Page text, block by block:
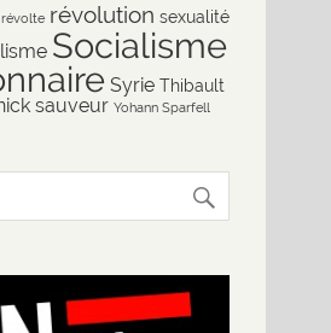
révolte révolution sexualité
Socialisme
Syrie Thibault
sauveur Yohann Sparfell